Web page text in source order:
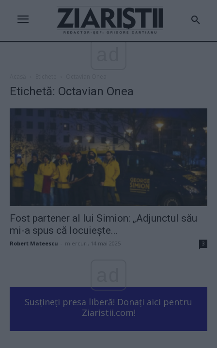
Etichetă: Octavian Onea
Fost partener al lui Simion: „Adjunctul său
mi-a spus că locuiește...
Robert Mateescu miercuri, 14 mai 2025 3
Susțineți presa liberă! Donați aici pentru
Ziaristii.com!